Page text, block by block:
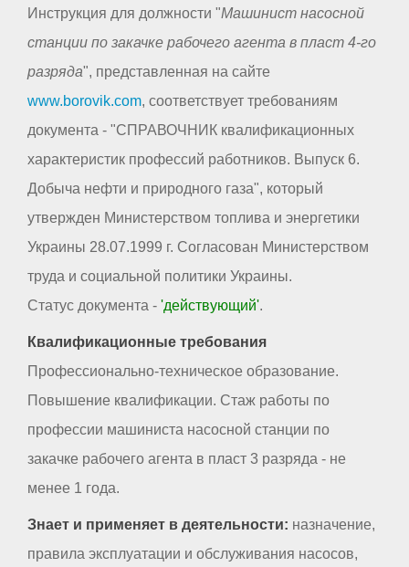
Инструкция для должности "Машинист насосной
станции по закачке рабочего агента в пласт 4-го
разряда", представленная на сайте
www.borovik.com, соответствует требованиям
документа - "СПРАВОЧНИК квалификационных
характеристик профессий работников. Выпуск 6.
Добыча нефти и природного газа", который
утвержден Министерством топлива и энергетики
Украины 28.07.1999 г. Согласован Министерством
труда и социальной политики Украины.
Статус документа - 'действующий'.
Квалификационные требования
Профессионально-техническое образование.
Повышение квалификации. Стаж работы по
профессии машиниста насосной станции по
закачке рабочего агента в пласт 3 разряда - не
менее 1 года.
Знает и применяет в деятельности: назначение,
правила эксплуатации и обслуживания насосов,